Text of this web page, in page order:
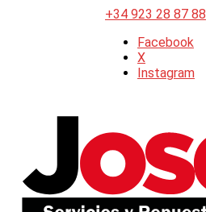
+34 923 28 87 88
Facebook
X
Instagram